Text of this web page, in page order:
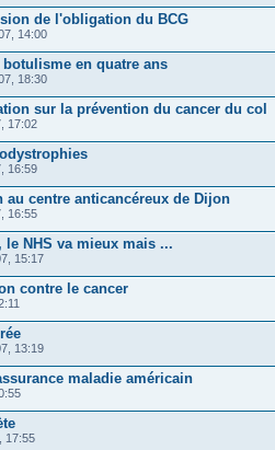
de l'obligation du BCG
14:00
botulisme en quatre ans
18:30
sur la prévention du cancer du col
17:02
16:59
au centre anticancéreux de Dijon
16:55
le NHS va mieux mais ...
15:17
contre le cancer
13:19
maladie américain
17:55